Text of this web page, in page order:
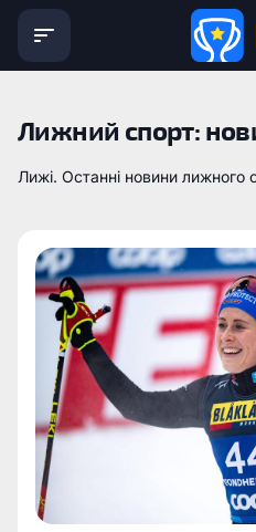
Лижний спорт:
Лижі. Останні новини лижного